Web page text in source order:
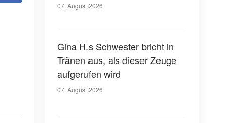
07. August 2026
Gina H.s Schwester bricht in
Tränen aus, als dieser Zeuge
aufgerufen wird
07. August 2026